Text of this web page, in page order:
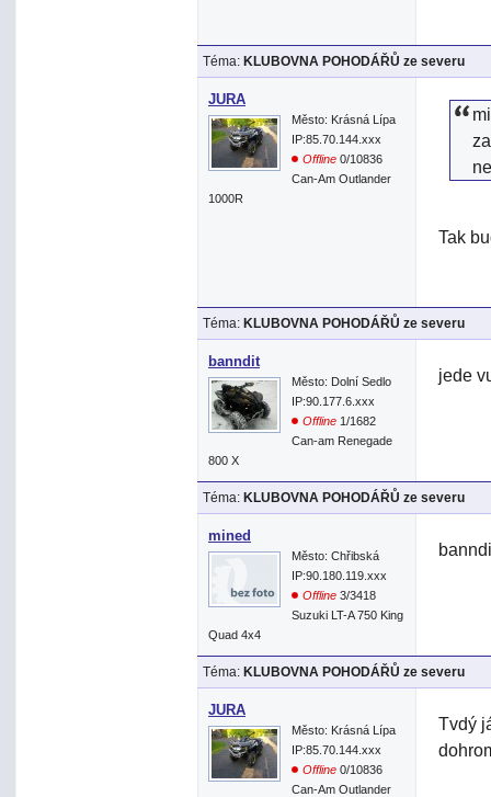
Téma: KLUBOVNA POHODÁŘŮ ze severu
JURA
Město: Krásná Lípa
IP:85.70.144.xxx
Offline 0/10836
Can-Am Outlander
1000R
Tak
Téma: KLUBOVNA POHODÁŘŮ ze severu
banndit
Město: Dolní Sedlo
IP:90.177.6.xxx
Offline 1/1682
Can-am Renegade
800 X
jede
Téma: KLUBOVNA POHODÁŘŮ ze severu
mined
Město: Chřibská
IP:90.180.119.xxx
Offline 3/3418
Suzuki LT-A 750 King
Quad 4x4
Téma: KLUBOVNA POHODÁŘŮ ze severu
JURA
Město: Krásná Lípa
IP:85.70.144.xxx
Offline 0/10836
Can-Am Outlander
Tvdý